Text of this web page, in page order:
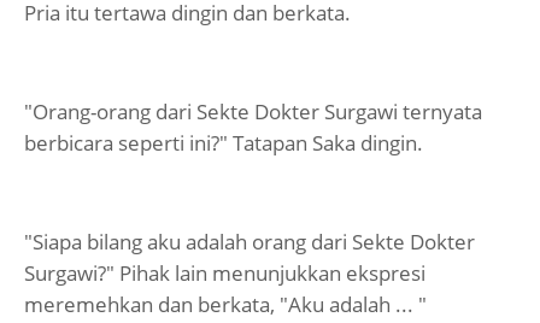
Pria itu tertawa dingin dan berkata.
"Orang-orang dari Sekte Dokter Surgawi ternyata
berbicara seperti ini?" Tatapan Saka dingin.
"Siapa bilang aku adalah orang dari Sekte Dokter
Surgawi?" Pihak lain menunjukkan ekspresi
meremehkan dan berkata, "Aku adalah ... "